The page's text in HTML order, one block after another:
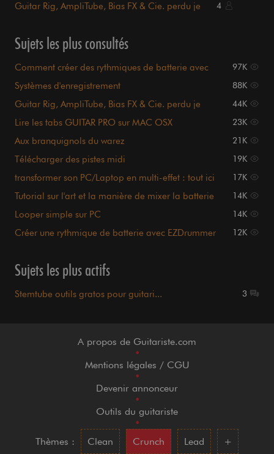
Guitar Rig, AmpliTube, Bias FX & Cie. perdu je
4
Sujets les plus consultés
Comment créer des rythmiques de batterie avec
97K
Systèmes d'enregistrement 88K
Guitar Rig, AmpliTube, Bias FX & Cie. perdu je
44K
Lire les tabs GUITAR PRO sur MAC OSX 23K
Aux branquignols du warez 21K
Télécharger des pistes midi
19K
transformer son PC/Laptop en multi-effet : tout ici
17K
Tutorial sur l'art et la manière de mixer la batterie 14K
Looper simple sur PC 14K
Créer une rythmique de batterie avec EZDrummer
12K
Sujets les plus actifs
Stemtube outils gratos pour guitari... 3
A propos de Guitariste.com
•
Mentions légales / CGU
•
Devenir annonceur
•
Outils du guitariste
•
Thèmes :
Clean Crunch Lead +